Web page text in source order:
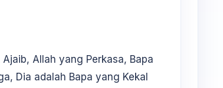
Allah yang Perkasa, Bapa
Dia adalah Bapa yang Kekal